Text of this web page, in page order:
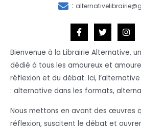
:
Bienvenue à la Librairie Alternative,
dédié à tous les amoureux et
réflexion et du débat. Ici,
: alternative dans les formats,
Nous mettons en avant des œuvres
réflexion, suscitent le débat et